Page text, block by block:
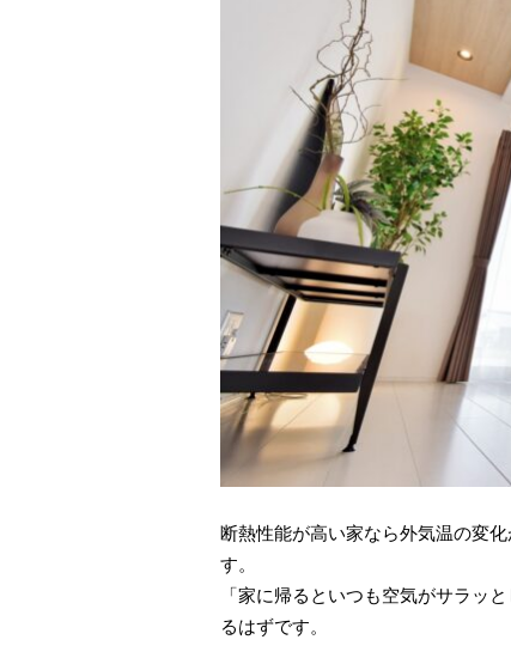
断熱性能が高い家なら外気温の変
す。
「家に帰るといつも空気がサラッ
るはずです。